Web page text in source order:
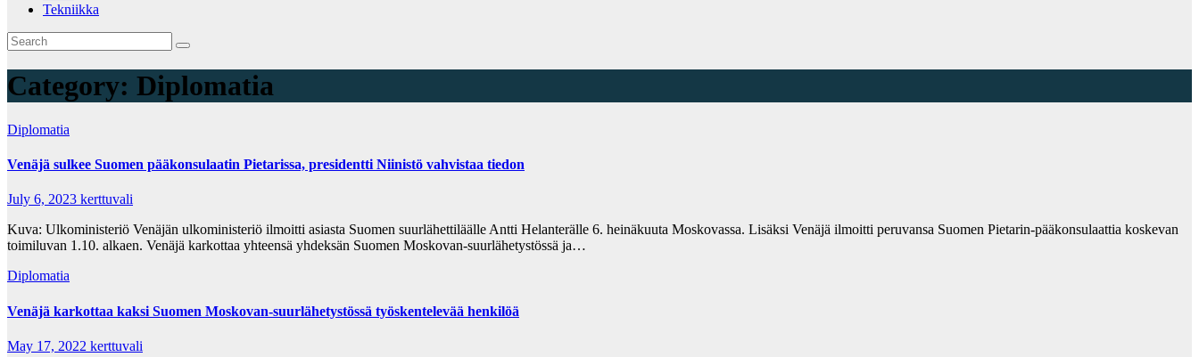
Tekniikka
Category: Diplomatia
Diplomatia
Venäjä sulkee Suomen pää­konsulaatin Pietarissa, presidentti Niinistö vahvistaa tiedon
July 6, 2023 kerttuvali
Kuva: Ulkoministeriö Venäjän ulkoministeriö ilmoitti asiasta Suomen suurlähettiläälle Antti Helanterälle 6. heinäkuuta Moskovassa. Lisäksi Venäjä ilmoitti peruvansa Suomen Pietarin-pääkonsulaattia koskevan
toimiluvan 1.10. alkaen. Venäjä karkottaa yhteensä yhdeksän Suomen Moskovan-suurlähetystössä ja…
Diplomatia
Venäjä karkottaa kaksi Suomen Moskovan-suurlähetystössä työskentelevää henkilöä
May 17, 2022 kerttuvali